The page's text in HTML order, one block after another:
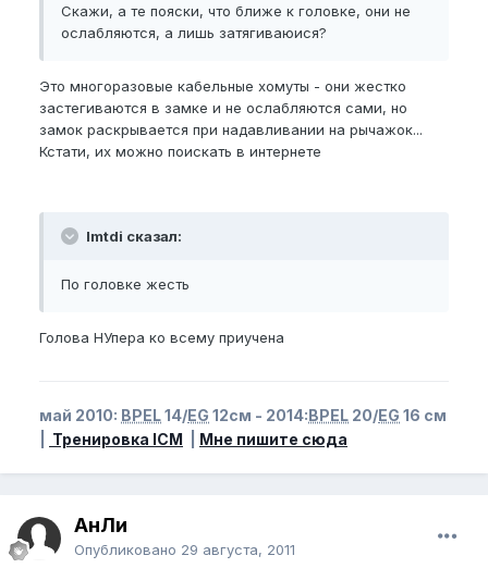
Скажи, а те пояски, что ближе к головке, они не
ослабляются, а лишь затягиваюися?
Это многоразовые кабельные хомуты - они жестко
застегиваются в замке и не ослабляются сами, но
замок раскрывается при надавливании на рычажок...
Кстати, их можно поискать в интернете
Imtdi сказал:
По головке жесть
Голова НУпера ко всему приучена
май 2010: BPEL14/EG 12см - 2014:BPEL 20/EG 16 см
Тренировка ICM Мне пишите сюда
АнЛи
Опубликовано 29 августа, 2011